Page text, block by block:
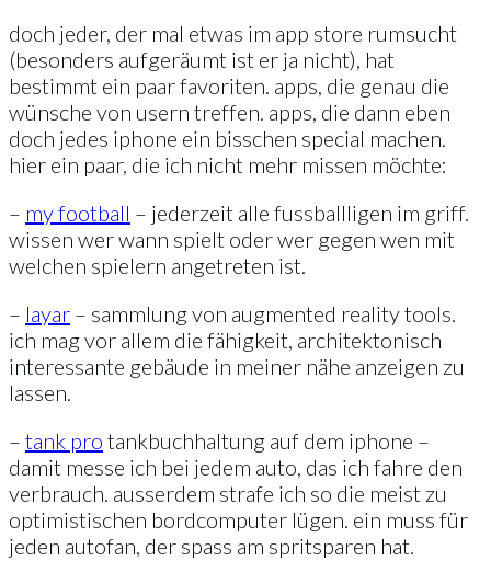
doch jeder, der mal etwas im app store rumsucht
(besonders aufgeräumt ist er ja nicht), hat
bestimmt ein paar favoriten. apps, die genau die
wünsche von usern treffen. apps, die dann eben
doch jedes iphone ein bisschen special machen.
hier ein paar, die ich nicht mehr missen möchte:
– my football – jederzeit alle fussballligen im griff.
wissen wer wann spielt oder wer gegen wen mit
welchen spielern angetreten ist.
– layar – sammlung von augmented reality tools.
ich mag vor allem die fähigkeit, architektonisch
interessante gebäude in meiner nähe anzeigen zu
lassen.
– tank pro tankbuchhaltung auf dem iphone –
damit messe ich bei jedem auto, das ich fahre den
verbrauch. ausserdem strafe ich so die meist zu
optimistischen bordcomputer lügen. ein muss für
jeden autofan, der spass am spritsparen hat.